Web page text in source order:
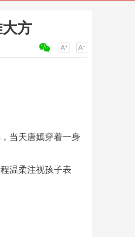
方
当天唐嫣穿着一身
温柔注视孩子表